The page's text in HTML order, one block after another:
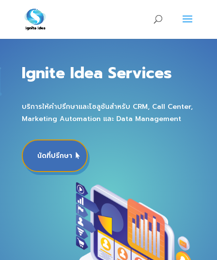
Ignite Idea Services
บริการให้คำปรึกษาและโซลูชันสำหรับ CRM, Call Center,
Marketing Automation และ Data Management
นัดที่ปรึกษา